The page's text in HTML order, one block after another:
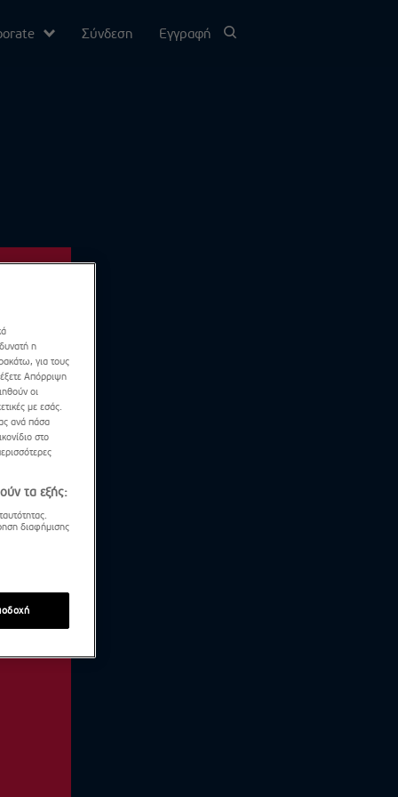
Σύνδεση Εγγραφή
η
για τους
Απόρριψη
οι
με εσάς.
ανά πάσα
στο
τα εξής:
διαφήμισης